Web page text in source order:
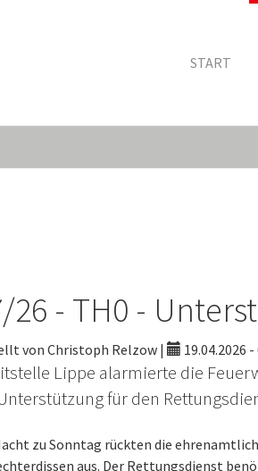
START
26 - TH0 -
von Christoph Relzow | 19.04.2026 -
Lippe alarmierte die
für den
zu Sonntag rückten die
aus. Der Rettungsdienst